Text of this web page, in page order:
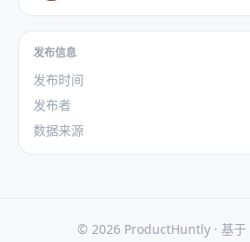
发布信息
发布时间
发布者
数据来源
© 2026 ProductHuntly · 基于